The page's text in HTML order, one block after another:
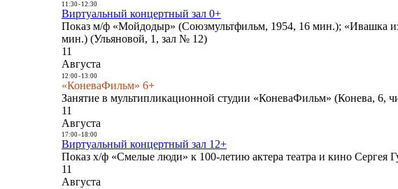
11:30- 12:30
Виртуальный концертный зал 0+
Показ м/ф «Мойдодыр» (Союзмультфильм, 1954, 16 мин.); «Ивашка
мин.) (Ульяновой, 1, зал № 12)
11
Августа
12:00- 13:00
«КоневаФильм» 6+
Занятие в мультипликационной студии «КоневаФильм» (Конева, 6,
11
Августа
17:00- 18:00
Виртуальный концертный зал 12+
Показ х/ф «Смелые люди» к 100-летию актера театра и кино
11
Августа